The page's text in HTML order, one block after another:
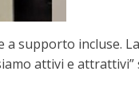
supporto incluse.
attivi e